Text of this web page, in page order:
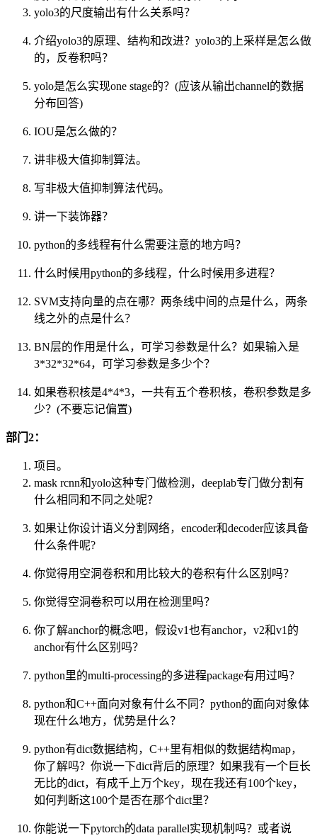
yolo3的尺度输出有什么关系吗？
介绍yolo3的原理、结构和改进？yolo3的上采样是怎么做
的，反卷积吗？
yolo是怎么实现one stage的？(应该从输出channel的数据
分布回答)
IOU是怎么做的？
讲非极大值抑制算法。
写非极大值抑制算法代码。
讲一下装饰器？
python的多线程有什么需要注意的地方吗？
什么时候用python的多线程，什么时候用多进程？
SVM支持向量的点在哪？两条线中间的点是什么，两条
线之外的点是什么？
BN层的作用是什么，可学习参数是什么？如果输入是
3*32*32*64，可学习参数是多少个？
如果卷积核是4*4*3，一共有五个卷积核，卷积参数是多
少？(不要忘记偏置)
部门2：
项目。
mask rcnn和yolo这种专门做检测，deeplab专门做分割有
什么相同和不同之处呢？
如果让你设计语义分割网络，encoder和decoder应该具备
什么条件呢?
你觉得用空洞卷积和用比较大的卷积有什么区别吗？
你觉得空洞卷积可以用在检测里吗？
你了解anchor的概念吧，假设v1也有anchor，v2和v1的
anchor有什么区别吗？
python里的multi-processing的多进程package有用过吗？
python和C++面向对象有什么不同？python的面向对象体
现在什么地方，优势是什么？
python有dict数据结构，C++里有相似的数据结构map，
你了解吗？你说一下dict背后的原理？如果我有一个巨长
无比的dict，有成千上万个key，现在我还有100个key，
如何判断这100个是否在那个dict里？
你能说一下pytorch的data parallel实现机制吗？或者说